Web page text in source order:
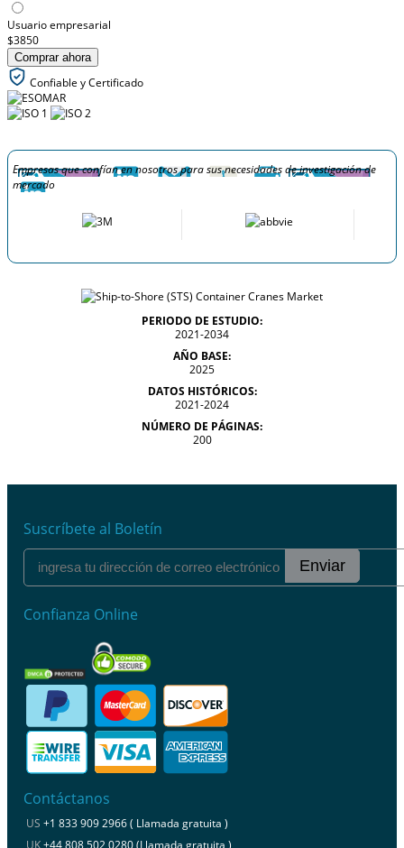
Usuario empresarial
$3850
Comprar ahora
Confiable y Certificado
Empresas que confían en nosotros para sus necesidades de investigación de
mercado
PERIODO DE ESTUDIO:
2021-2034
AÑO BASE:
2025
DATOS HISTÓRICOS:
2021-2024
NÚMERO DE PÁGINAS:
200
Suscríbete al Boletín
Enviar
Confianza Online
Contáctanos
US +1 833 909 2966 ( Llamada gratuita )
UK+44 808 502 0280 (Llamada gratuita )